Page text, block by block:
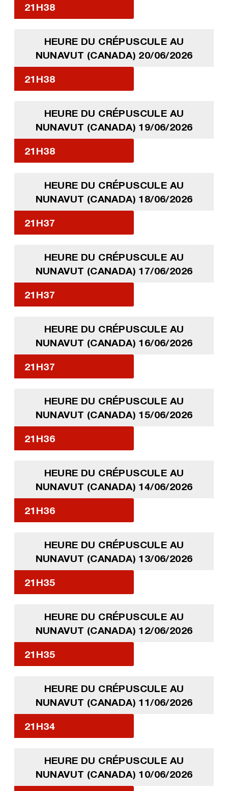
21H38
HEURE DU CRÉPUSCULE AU
NUNAVUT (CANADA) 20/06/2026
21H38
HEURE DU CRÉPUSCULE AU
NUNAVUT (CANADA) 19/06/2026
21H38
HEURE DU CRÉPUSCULE AU
NUNAVUT (CANADA) 18/06/2026
21H37
HEURE DU CRÉPUSCULE AU
NUNAVUT (CANADA) 17/06/2026
21H37
HEURE DU CRÉPUSCULE AU
NUNAVUT (CANADA) 16/06/2026
21H37
HEURE DU CRÉPUSCULE AU
NUNAVUT (CANADA) 15/06/2026
21H36
HEURE DU CRÉPUSCULE AU
NUNAVUT (CANADA) 14/06/2026
21H36
HEURE DU CRÉPUSCULE AU
NUNAVUT (CANADA) 13/06/2026
21H35
HEURE DU CRÉPUSCULE AU
NUNAVUT (CANADA) 12/06/2026
21H35
HEURE DU CRÉPUSCULE AU
NUNAVUT (CANADA) 11/06/2026
21H34
HEURE DU CRÉPUSCULE AU
NUNAVUT (CANADA) 10/06/2026